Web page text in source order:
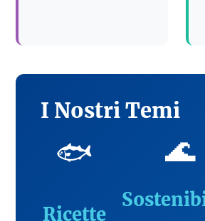
I Nostri Temi
🐟
Ricette
🌊